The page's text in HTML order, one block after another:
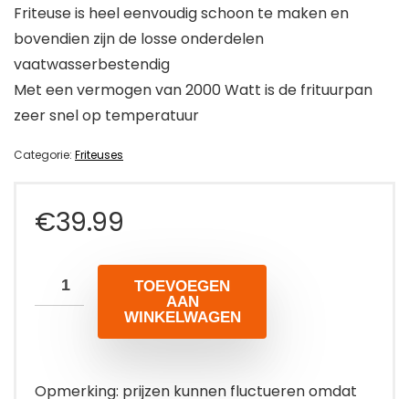
Friteuse is heel eenvoudig schoon te maken en
bovendien zijn de losse onderdelen
vaatwasserbestendig
Met een vermogen van 2000 Watt is de frituurpan
zeer snel op temperatuur
Categorie: Friteuses
€39.99
TOEVOEGEN
AAN
WINKELWAGEN
Opmerking: prijzen kunnen fluctueren omdat